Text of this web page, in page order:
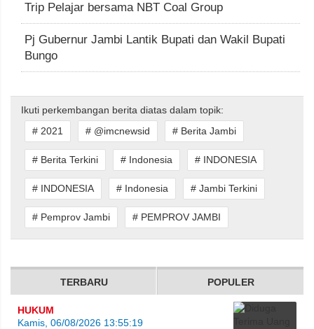
Trip Pelajar bersama NBT Coal Group
Pj Gubernur Jambi Lantik Bupati dan Wakil Bupati
Bungo
Ikuti perkembangan berita diatas dalam topik:
# 2021
# @imcnewsid # Berita Jambi
# Berita Terkini # Indonesia # INDONESIA
# INDONESIA # Indonesia # Jambi Terkini
# Pemprov Jambi # PEMPROV JAMBI
TERBARU POPULER
HUKUM
Kamis, 06/08/2026 13:55:19